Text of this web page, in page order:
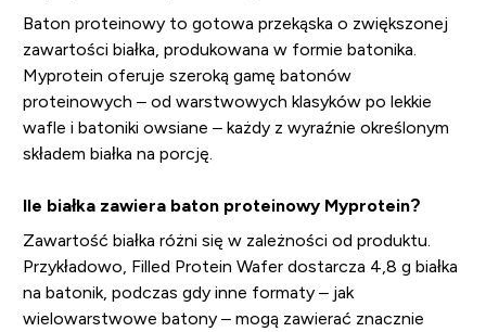
Baton proteinowy to gotowa przekąska o zwiększonej
zawartości białka, produkowana w formie batonika.
Myprotein oferuje szeroką gamę batonów
proteinowych – od warstwowych klasyków po lekkie
wafle i batoniki owsiane – każdy z wyraźnie określonym
składem białka na porcję.
Ile białka zawiera baton proteinowy Myprotein?
Zawartość białka różni się w zależności od produktu.
Przykładowo, Filled Protein Wafer dostarcza 4,8 g białka
na batonik, podczas gdy inne formaty – jak
wielowarstwowe batony – mogą zawierać znacznie